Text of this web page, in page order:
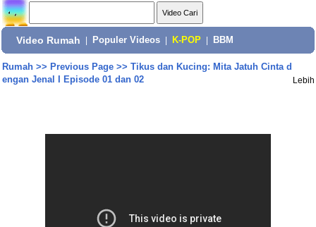
Video Rumah Populer Videos K-POP BBM
Rumah>> Previous Page>> Tikus dan Kucing: Mita Jatuh Cinta d
engan Jenal I Episode 01 dan 02
Lebih